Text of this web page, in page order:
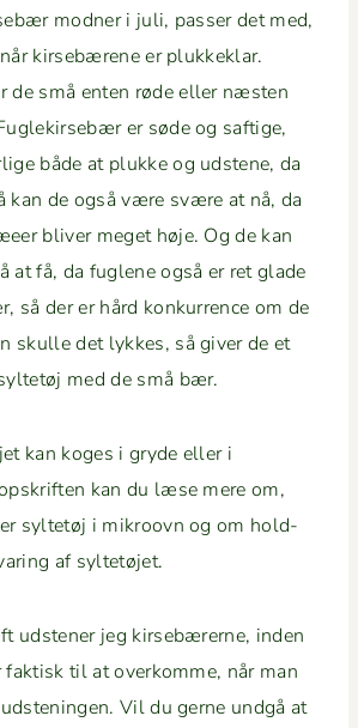
mod­ner i juli, pass­er det med,
kirse­bærene er plukkeklar.
de små enten røde eller næsten
er søde og saftige,
både at plukke og udstene, da
kan de også være svære at nå, da
bliv­er meget høje. Og de kan
at få, da fug­lene også er ret glade
så der er hård konkur­rence om de
skulle det lykkes, så giv­er de et
med de små bær.
kan koges i gryde eller i
kan du læse mere om,
syl­tetøj i mikroovn og om hold­
af syltetøjet.
udsten­er jeg kirse­bær­erne, inden
fak­tisk til at overkomme, når man
Vil du gerne undgå at